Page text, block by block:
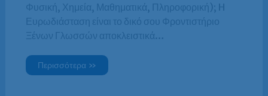
Φυσική, Χημεία, Μαθηματικά, Πληροφορική); H
Ευρωδιάσταση είναι το δικό σου Φροντιστήριο
Ξένων Γλωσσών αποκλειστικά…
Περισσότερα »